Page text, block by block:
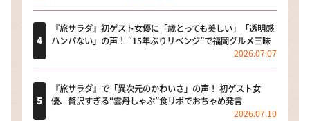
『旅サラダ』初ゲスト女優に「歳とっても美しい」「透明感
ハンパない」の声！ “15年ぶりリベンジ”で福岡グルメ三昧
2026.07.07
『旅サラダ』で「異次元のかわいさ」の声！ 初ゲスト女
優、贅沢すぎる“雲丹しゃぶ”食リポでおちゃめ発言
2026.07.10